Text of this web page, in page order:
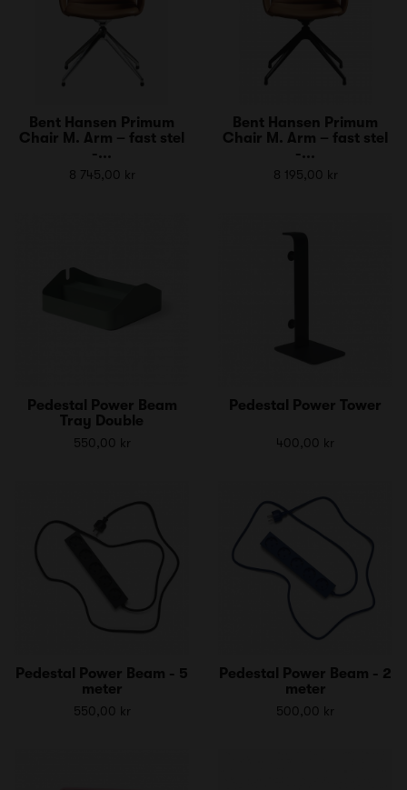
Bent Hansen Primum
Chair M. Arm – fast stel
-...
8 745,00 kr
Bent Hansen Primum
Chair M. Arm – fast stel
-...
8 195,00 kr
Pedestal Power Beam
Tray Double
550,00 kr
Pedestal Power Tower
400,00 kr
Pedestal Power Beam - 5
meter
550,00 kr
Pedestal Power Beam - 2
meter
500,00 kr